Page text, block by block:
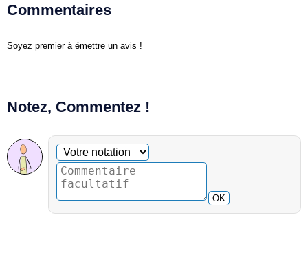
Commentaires
Soyez premier à émettre un avis !
Notez, Commentez !
Commentaire facultatif
Votre notation
OK